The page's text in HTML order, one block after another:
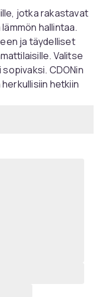
jotka rakastavat
hallintaa.
ja täydelliset
Valitse
CDONin
hetkiin